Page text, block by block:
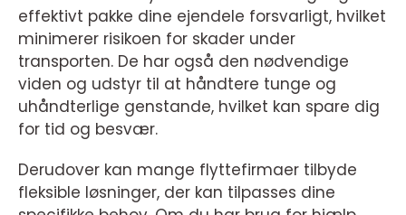
effektivt pakke dine ejendele forsvarligt, hvilket
minimerer risikoen for skader under
transporten. De har også den nødvendige
viden og udstyr til at håndtere tunge og
uhåndterlige genstande, hvilket kan spare dig
for tid og besvær.
Derudover kan mange flyttefirmaer tilbyde
fleksible løsninger, der kan tilpasses dine